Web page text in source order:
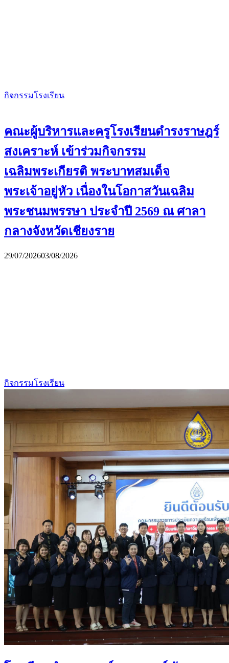
กิจกรรมโรงเรียน
คณะผู้บริหารและครูโรงเรียนดำรงราษฎร์
สงเคราะห์ เข้าร่วมกิจกรรม
เฉลิมพระเกียรติ พระบาทสมเด็จ
พระเจ้าอยู่หัว เนื่องในโอกาสวันเฉลิม
พระชนมพรรษา ประจำปี 2569 ณ ศาลา
กลางจังหวัดเชียงราย
29/07/202603/08/2026
กิจกรรมโรงเรียน